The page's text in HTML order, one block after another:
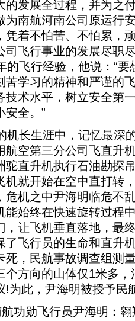
的发展全过程，并为之
为南航河南公司原运行
凭着不怕苦、不怕累，
司飞行事业的发展尽职
的飞行经验，他说：“要
苦学习的精神和严谨的
技术水平，树立安全第
安全。”
长生涯中，记忆最深
航空第三分公司飞直升
驼直升机执行石油勘探
机就开始在空中直打转
危机之中尹海明临危不
能始终在快速旋转过程
，让飞机垂直落地，最
了飞行员的生命和直升
死，民航事故调查组测
个方向的山体仅1米多
!为此，尹海明被授予民